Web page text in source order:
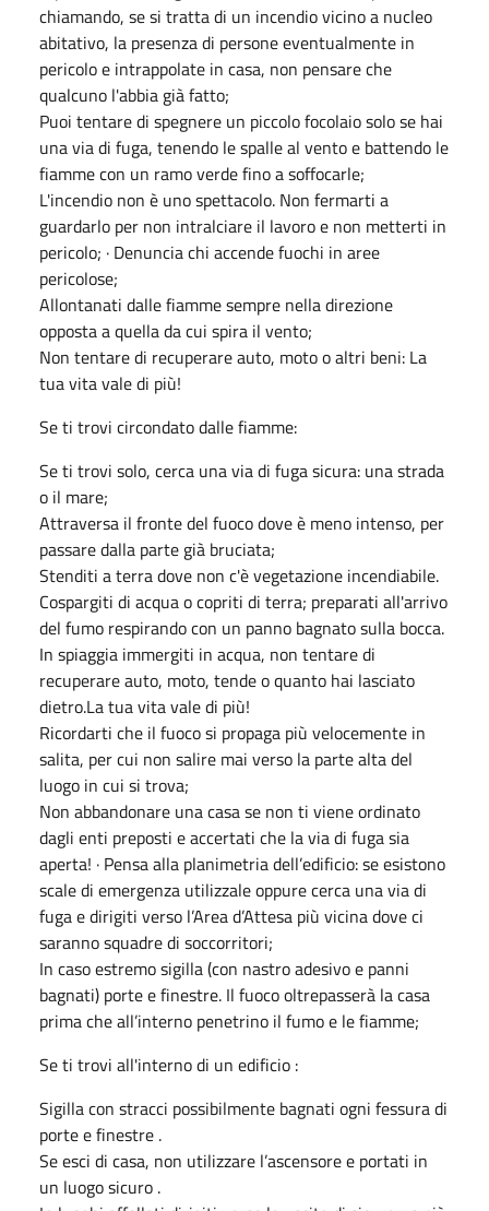
chiamando, se si tratta di un incendio vicino a nucleo
abitativo, la presenza di persone eventualmente in
pericolo e intrappolate in casa, non pensare che
qualcuno l'abbia già fatto;
Puoi tentare di spegnere un piccolo focolaio solo se hai
una via di fuga, tenendo le spalle al vento e battendo le
fiamme con un ramo verde fino a soffocarle;
L'incendio non è uno spettacolo. Non fermarti a
guardarlo per non intralciare il lavoro e non metterti in
pericolo; · Denuncia chi accende fuochi in aree
pericolose;
Allontanati dalle fiamme sempre nella direzione
opposta a quella da cui spira il vento;
Non tentare di recuperare auto, moto o altri beni: La
tua vita vale di più!
Se ti trovi circondato dalle fiamme:
Se ti trovi solo, cerca una via di fuga sicura: una strada
o il mare;
Attraversa il fronte del fuoco dove è meno intenso, per
passare dalla parte già bruciata;
Stenditi a terra dove non c'è vegetazione incendiabile.
Cospargiti di acqua o copriti di terra; preparati all'arrivo
del fumo respirando con un panno bagnato sulla bocca.
In spiaggia immergiti in acqua, non tentare di
recuperare auto, moto, tende o quanto hai lasciato
dietro.La tua vita vale di più!
Ricordarti che il fuoco si propaga più velocemente in
salita, per cui non salire mai verso la parte alta del
luogo in cui si trova;
Non abbandonare una casa se non ti viene ordinato
dagli enti preposti e accertati che la via di fuga sia
aperta! · Pensa alla planimetria dell’edificio: se esistono
scale di emergenza utilizzale oppure cerca una via di
fuga e dirigiti verso l’Area d’Attesa più vicina dove ci
saranno squadre di soccorritori;
In caso estremo sigilla (con nastro adesivo e panni
bagnati) porte e finestre. Il fuoco oltrepasserà la casa
prima che all’interno penetrino il fumo e le fiamme;
Se ti trovi all'interno di un edificio :
Sigilla con stracci possibilmente bagnati ogni fessura di
porte e finestre .
Se esci di casa, non utilizzare l’ascensore e portati in
un luogo sicuro .